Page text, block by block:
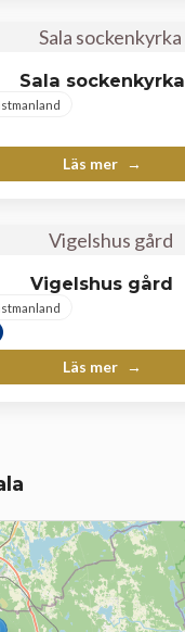
Sala sockenkyrka
Läs mer
Vigelshus gård
Läs mer